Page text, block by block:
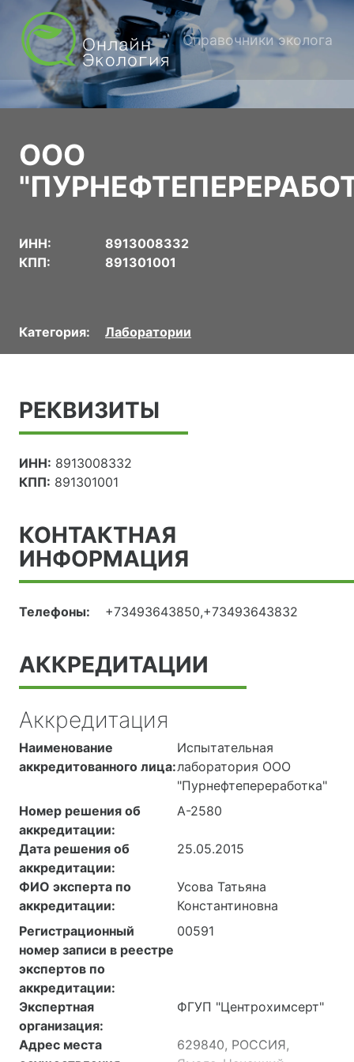
Справочники эколога
ООО
ИНН:
8913008332
КПП:
891301001
Категория: Лаборатории
РЕКВИЗИТЫ
ИНН: 8913008332
КПП: 891301001
КОНТАКТНАЯ
ИНФОРМАЦИЯ
Телефоны: +73493643850,+73493643832
АККРЕДИТАЦИИ
Аккредитация
Наименование
аккредитованного лица:
Испытательная
лаборатория ООО
"Пурнефтепереработка"
Номер решения об
аккредитации:
А-2580
Дата решения об
аккредитации:
25.05.2015
ФИО эксперта по
аккредитации:
Усова Татьяна
Константиновна
Регистрационный
номер записи в реестре
экспертов по
аккредитации:
00591
Экспертная
организация:
ФГУП "Центрохимсерт"
Адрес места
629840, РОССИЯ,